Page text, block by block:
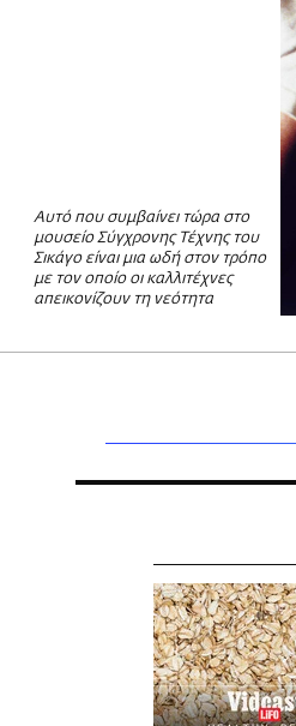
Αυτό που συμβαίνει τώρα στο
μουσείο Σύγχρονης Τέχνης του
Σικάγο είναι μια ωδή στον τρόπο
με τον οποίο οι καλλιτέχνες
απεικονίζουν τη νεότητα